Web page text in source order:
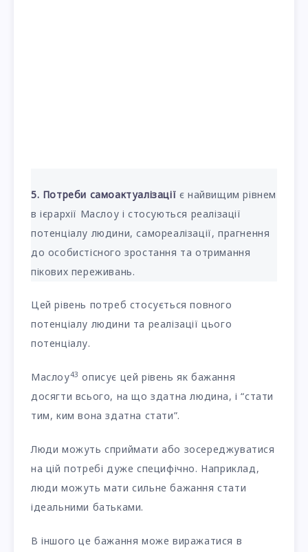
5. Потреби самоактуалізації є найвищим рівнем
в ієрархії Маслоу і стосуються реалізації
потенціалу людини, самореалізації, прагнення
до особистісного зростання та отримання
пікових переживань.
Цей рівень потреб стосується повного
потенціалу людини та реалізації цього
потенціалу.
Маслоу43 описує цей рівень як бажання
досягти всього, на що здатна людина, і “стати
тим, ким вона здатна стати”.
Люди можуть сприймати або зосереджуватися
на цій потребі дуже специфічно. Наприклад,
люди можуть мати сильне бажання стати
ідеальними батьками.
В іншого це бажання може виражатися в